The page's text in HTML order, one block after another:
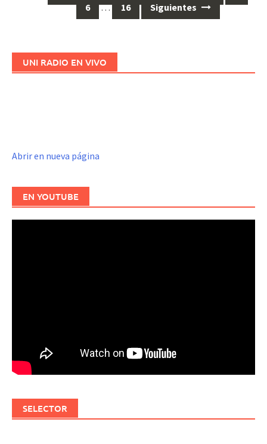
6
… 16 Siguientes
UNI RADIO EN VIVO
Abrir en nueva página
EN YOUTUBE
SELECTOR